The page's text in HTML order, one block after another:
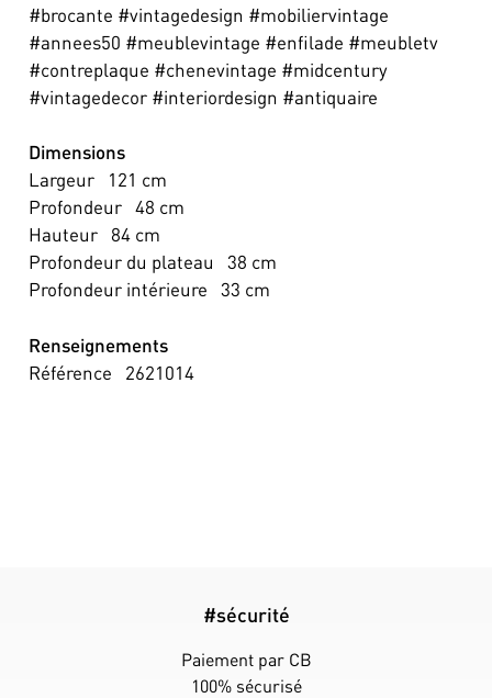
#brocante #vintagedesign #mobiliervintage
#annees50 #meublevintage #enfilade #meubletv
#contreplaque #chenevintage #midcentury
#vintagedecor #interiordesign #antiquaire
Dimensions
Largeur
121 cm
Profondeur 48 cm
Hauteur
84 cm
Profondeur du plateau
38 cm
Profondeur intérieure
33 cm
Renseignements
Référence
2621014
#sécurité
Paiement par CB
100% sécurisé